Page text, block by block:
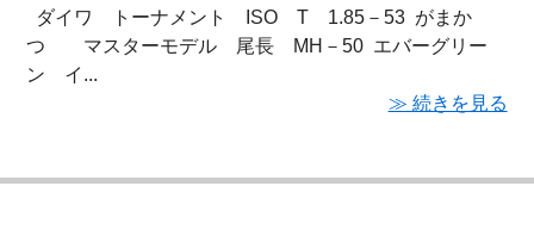
ダイワ トーナメント ISO T 1.85－53 がまか
つ マスターモデル 尾長 MH－50 エバーグリー
ン イ...
≫ 続きを見る